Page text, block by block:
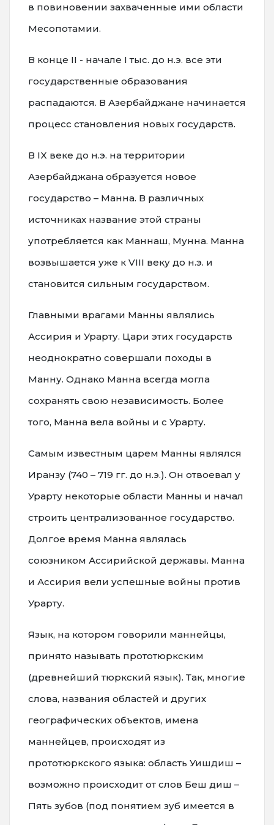
в повиновении захваченные ими области
Месопотамии.
В конце II - начале I тыс. до н.э. все эти
государственные образования
распадаются. В Азербайджане начинается
процесс становления новых государств.
В IX веке до н.э. на территории
Азербайджана образуется новое
государство – Манна. В различных
источниках название этой страны
употребляется как Маннаш, Мунна. Манна
возвышается уже к VIII веку до н.э. и
становится сильным государством.
Главными врагами Манны являлись
Ассирия и Урарту. Цари этих государств
неоднократно совершали походы в
Манну. Однако Манна всегда могла
сохранять свою независимость. Более
того, Манна вела войны и с Урарту.
Самым известным царем Манны являлся
Иранзу (740 – 719 гг. до н.э.). Он отвоевал у
Урарту некоторые области Манны и начал
строить централизованное государство.
Долгое время Манна являлась
союзником Ассирийской державы. Манна
и Ассирия вели успешные войны против
Урарту.
Язык, на котором говорили маннейцы,
принято называть прототюркским
(древнейший тюркский язык). Так, многие
слова, названия областей и других
географических объектов, имена
маннейцев, происходят из
прототюркского языка: область Уишдиш –
возможно происходит от слов Беш диш –
Пять зубов (под понятием зуб имеется в